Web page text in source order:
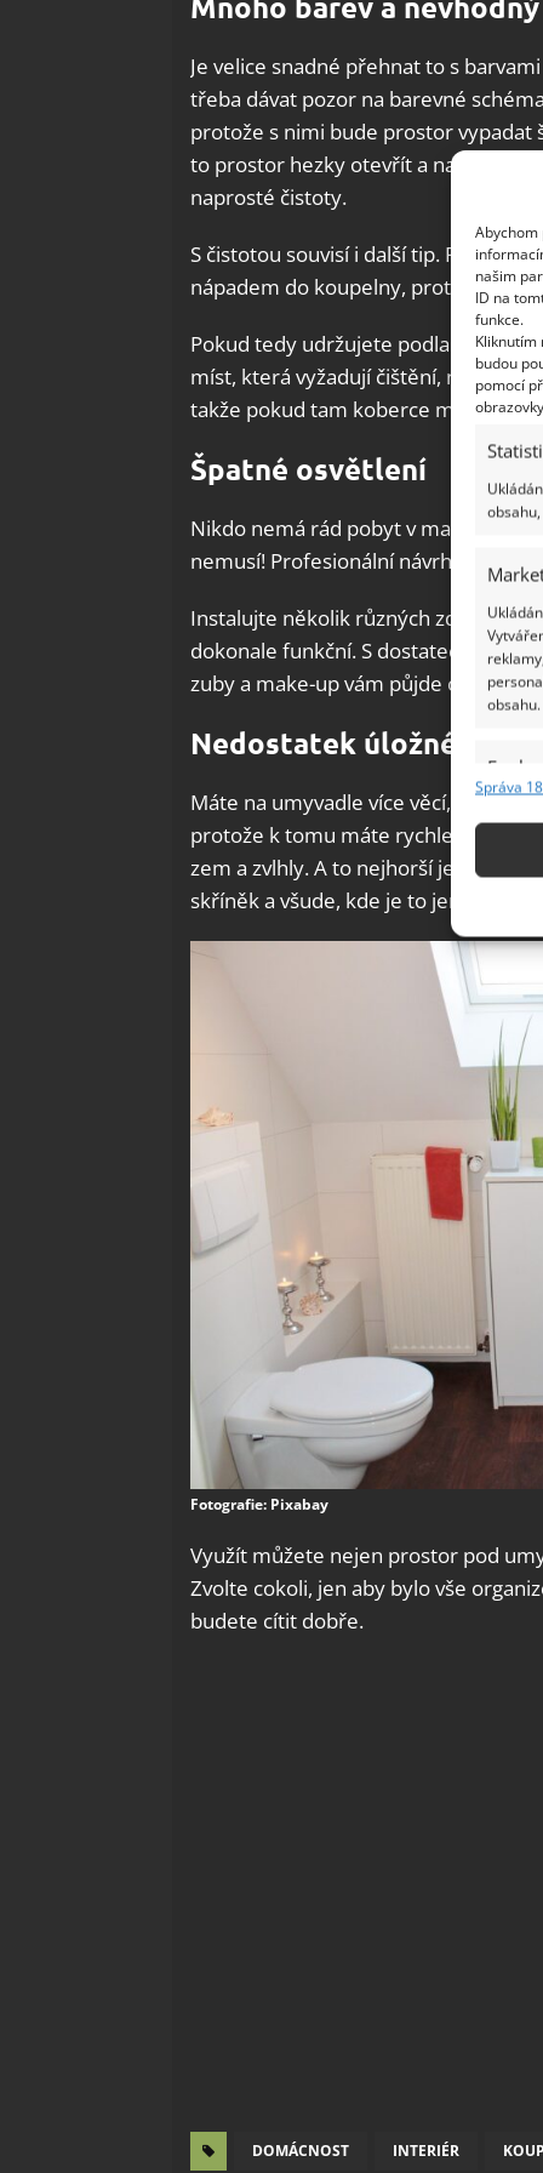
Abychom
našim
ID na
funkce.
Kliknutím
budou
pomocí
obsahu.
Funkce
Správa
Je velice snadné přehnat to s
třeba dávat pozor na barevné
protože s nimi bude prostor vypadat
to prostor hezky otevřít a například
naprosté čistoty.
S čistotou souvisí i další tip.
nápadem do koupelny, protože jsou
Pokud tedy udržujete podlahu
míst, která vyžadují čištění, než již
takže pokud tam koberce máte,
Špatné osvětlení
Nikdo nemá rád pobyt v malém a
nemusí! Profesionální návrháři radí,
Instalujte několik různých zdrojů
dokonale funkční. S dostatečným
zuby a make-up vám půjde od ruky.
Nedostatek úložného
Máte na umyvadle více věcí, než je
protože k tomu máte rychlejší
zem a zvlhly. A to nejhorší je, že to
skříněk a všude, kde je to jen možné.
Fotografie: Pixabay
Využít můžete nejen prostor pod
Zvolte cokoli, jen aby bylo vše
budete cítit dobře.
DOMÁCNOST INTERIÉR